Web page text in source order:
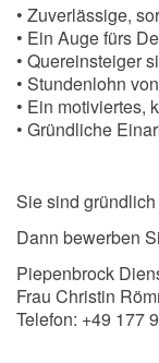
• Zuverlässige,
• Ein Auge fürs
• Quereinsteiger
• Stundenlohn
• Ein motiviertes,
• Gründliche
Sie sind
Dann bewerben
Piepenbrock
Frau Christin
Telefon: +49 177